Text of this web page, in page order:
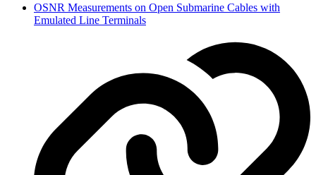
OSNR Measurements on Open Submarine Cables with
Emulated Line Terminals